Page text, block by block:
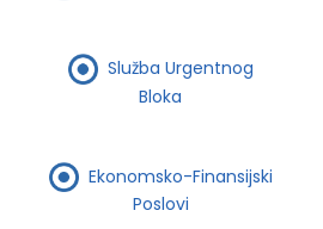
Služba Urgentnog
Bloka
Ekonomsko-Finansijski
Poslovi